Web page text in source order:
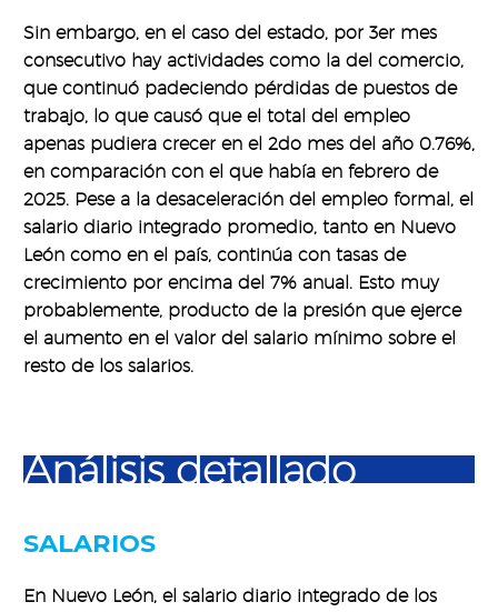
Sin embargo, en el caso del estado, por 3er mes
consecutivo hay actividades como la del comercio,
que continuó padeciendo pérdidas de puestos de
trabajo, lo que causó que el total del empleo
apenas pudiera crecer en el 2do mes del año 0.76%,
en comparación con el que había en febrero de
2025. Pese a la desaceleración del empleo formal, el
salario diario integrado promedio, tanto en Nuevo
León como en el país, continúa con tasas de
crecimiento por encima del 7% anual. Esto muy
probablemente, producto de la presión que ejerce
el aumento en el valor del salario mínimo sobre el
resto de los salarios.
Análisis detallado
SALARIOS
En Nuevo León, el salario diario integrado de los